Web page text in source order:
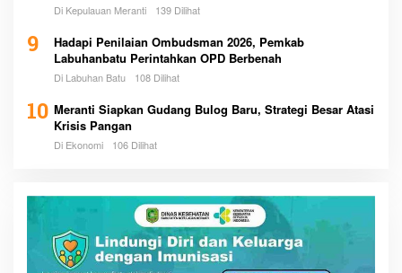
Di Kepulauan Meranti 139 Dilihat
9
Hadapi Penilaian Ombudsman 2026, Pemkab
Labuhanbatu Perintahkan OPD Berbenah
Di Labuhan Batu 108 Dilihat
10 Meranti Siapkan Gudang Bulog Baru, Strategi Besar Atasi
Krisis Pangan
Di Ekonomi 106 Dilihat